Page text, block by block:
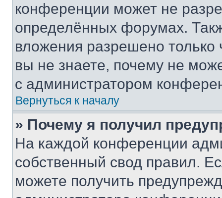
конференции может не
определённых форумах.
вложения разрешено
вы не знаете, почему не
с администратором
Вернуться к началу
» Почему я получил
На каждой конференции
собственный свод правил.
можете получить